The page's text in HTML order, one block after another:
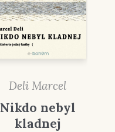
Deli Marcel
Nikdo nebyl
kladnej